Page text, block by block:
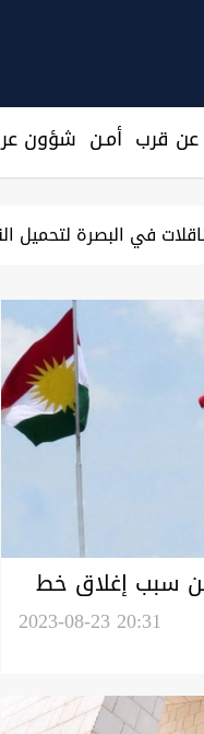
عن قرب أمـن شؤون
عن سبب إغلاق خط
2023-08-23 20:31